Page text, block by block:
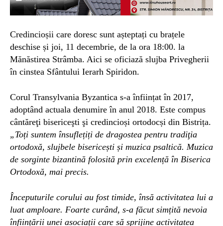
Credincioșii care doresc sunt așteptați cu brațele
deschise și joi, 11 decembrie, de la ora 18:00. la
Mănăstirea Strâmba. Aici se oficiază slujba Privegherii
în cinstea Sfântului Ierarh Spiridon.
Corul Transylvania Byzantica s-a înființat în 2017,
adoptând actuala denumire în anul 2018. Este compus
cântăreţi bisericeşti şi credincioși ortodocși din Bistrița.
„ Toți suntem însuflețiți de dragostea pentru tradiţia
ortodoxă, slujbele bisericești și muzica psaltică. Muzica
de sorginte bizantină folosită prin excelență în Biserica
Ortodoxă, mai precis.
Începuturile corului au fost timide, însă activitatea lui a
luat amploare. Foarte curând, s-a făcut simțită nevoia
înființării unei asociații care să sprijine activitatea